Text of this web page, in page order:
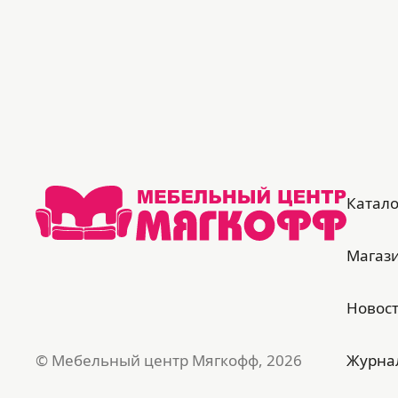
интерьера.
Достоинства Talo:
подходит для ежедневной
© Мебельный центр Мягкофф, 2026